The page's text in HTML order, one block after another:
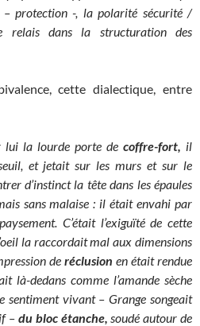
– protection -, la polarité sécurité /
relais dans la structuration des
cette dialectique, entre
lui la lourde porte de coffre-fort, il
et jetait sur les murs et sur le
d’instinct la tête dans les épaules
sans malaise : il était envahi par
C’était l’exiguïté de cette
la raccordait mal aux dimensions
de réclusion en était rendue
là-dedans comme l’amande sèche
sentiment vivant – Grange songeait
– du bloc étanche,soudé autour de